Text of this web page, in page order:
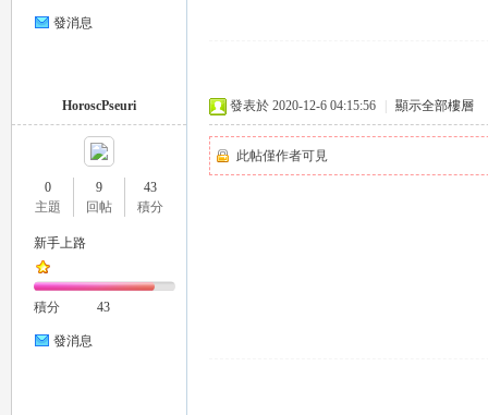
發消息
HoroscPseuri
0
主題
9
回帖
43
積分
新手上路
積分 43
發消息
發表於 2020-12-6 04:15:56 顯示全部樓層
此帖僅作者可見